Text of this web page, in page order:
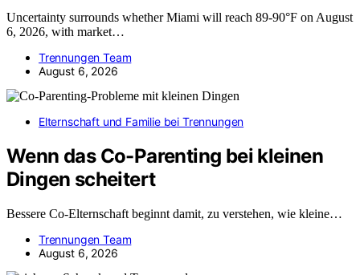
Uncertainty surrounds whether Miami will reach 89-90°F on August
6, 2026, with market…
Trennungen Team
August 6, 2026
Elternschaft und Familie bei Trennungen
Wenn das Co-Parenting bei kleinen
Dingen scheitert
Bessere Co-Elternschaft beginnt damit, zu verstehen, wie kleine…
Trennungen Team
August 6, 2026